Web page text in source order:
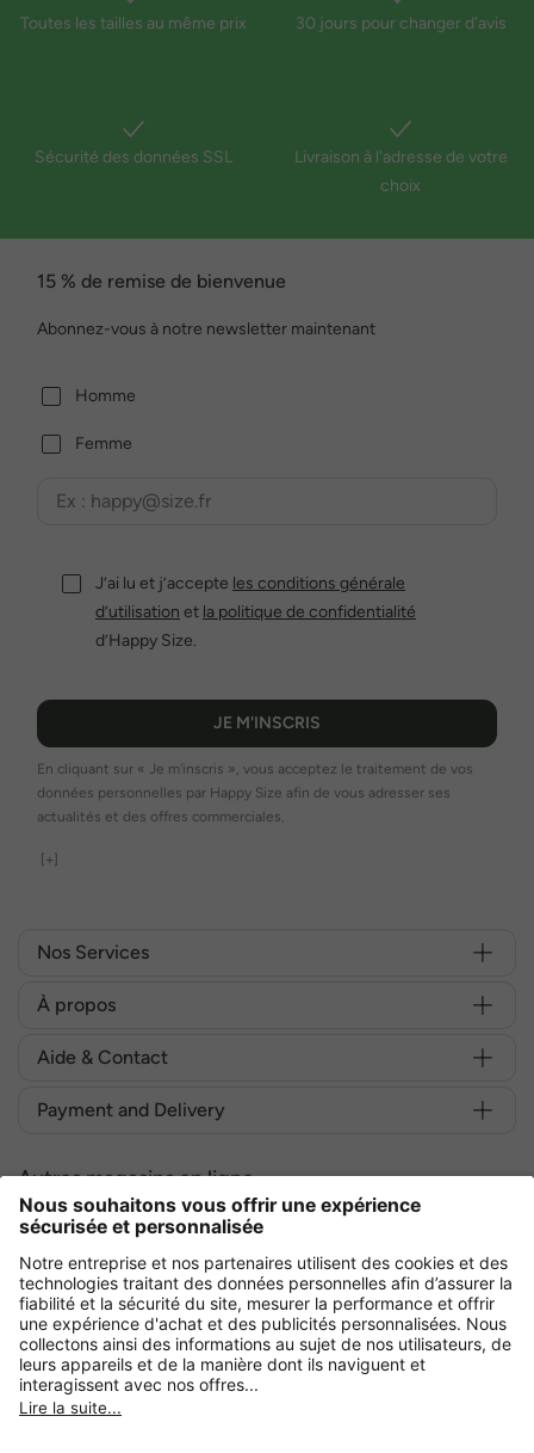
Toutes les tailles au même prix 30 jours pour changer d'avis
Sécurité des données SSL
Livraison à l'adresse de votre
choix
15 % de remise de bienvenue
Abonnez-vous à notre newsletter maintenant
Homme
Femme
J’ai lu et j’accepte les conditions générale
d’utilisation et la politique de confidentialité
d’Happy Size.
JE M'INSCRIS
En cliquant sur « Je m'inscris », vous acceptez le traitement de vos
données personnelles par Happy Size afin de vous adresser ses
actualités et des offres commerciales.
[+]
Nos Services
À propos
Aide & Contact
Payment and Delivery
Autres magasins en ligne
France
Achetez en toute sécurité avec :